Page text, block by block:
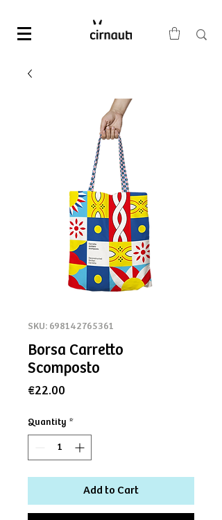
SKU: 698142765361
Borsa Carretto
Scomposto
€22.00
Quantity *
Add to Cart